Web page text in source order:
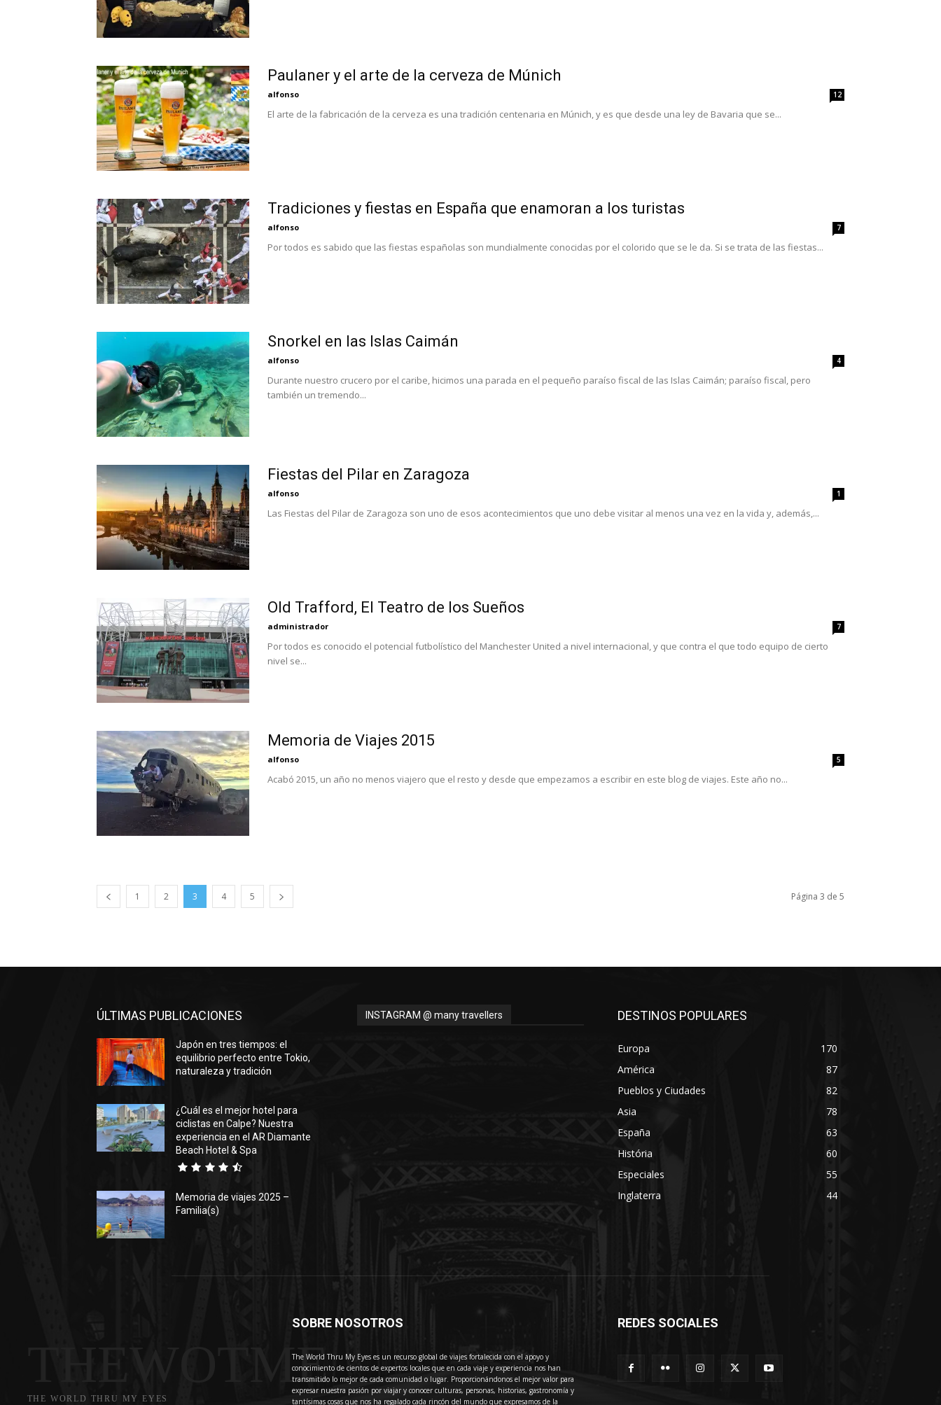
Paulaner y el arte de la cerveza de Múnich
alfonso 12
El arte de la fabricación de la cerveza es una tradición centenaria en Múnich, y es que desde una ley de Bavaria que se...
Tradiciones y fiestas en España que enamoran a los turistas
alfonso 7
Por todos es sabido que las fiestas españolas son mundialmente conocidas por el colorido que se le da. Si se trata de las fiestas...
Snorkel en las Islas Caimán
alfonso 4
Durante nuestro crucero por el caribe, hicimos una parada en el pequeño paraíso fiscal de las Islas Caimán; paraíso fiscal, pero
también un tremendo...
Fiestas del Pilar en Zaragoza
alfonso 1
Las Fiestas del Pilar de Zaragoza son uno de esos acontecimientos que uno debe visitar al menos una vez en la vida y, además,...
Old Trafford, El Teatro de los Sueños
administrador 7
Por todos es conocido el potencial futbolístico del Manchester United a nivel internacional, y que contra el que todo equipo de cierto
nivel se...
Memoria de Viajes 2015
alfonso 5
Acabó 2015, un año no menos viajero que el resto y desde que empezamos a escribir en este blog de viajes. Este año no...
1 2 3 4 5 Página 3 de 5
ÚLTIMAS PUBLICACIONES
Japón en tres tiempos: el
equilibrio perfecto entre Tokio,
naturaleza y tradición
¿Cuál es el mejor hotel para
ciclistas en Calpe? Nuestra
experiencia en el AR Diamante
Beach Hotel & Spa
Memoria de viajes 2025 –
Familia(s)
INSTAGRAM @ many travellers DESTINOS POPULARES
Europa
170
América
87
Pueblos y Ciudades
82
Asia
78
España
63
História
60
Especiales
55
Inglaterra
44
THEWOTME
THE WORLD THRU MY EYES
SOBRE NOSOTROS
The World Thru My Eyes es un recurso global de viajes fortalecida con el apoyo y
conocimiento de cientos de expertos locales que en cada viaje y experiencia nos han
transmitido lo mejor de cada comunidad o lugar. Proporcionándonos el mejor valor para
expresar nuestra pasión por viajar y conocer culturas, personas, historias, gastronomía y
tantísimas cosas que nos ha regalado cada rincón del mundo que expresamos de la
REDES SOCIALES